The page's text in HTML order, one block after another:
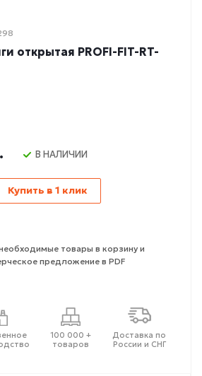
открытая PROFI-FIT-RT-
В НАЛИЧИИ
Купить в 1 клик
товары в корзину и
предложение в PDF
100 000 +
товаров
Доставка по
России и СНГ